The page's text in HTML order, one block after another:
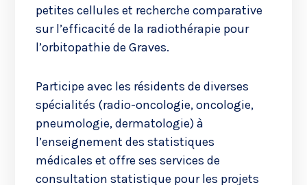
petites cellules et recherche comparative
sur l’efficacité de la radiothérapie pour
l’orbitopathie de Graves.
Participe avec les résidents de diverses
spécialités (radio-oncologie, oncologie,
pneumologie, dermatologie) à
l’enseignement des statistiques
médicales et offre ses services de
consultation statistique pour les projets